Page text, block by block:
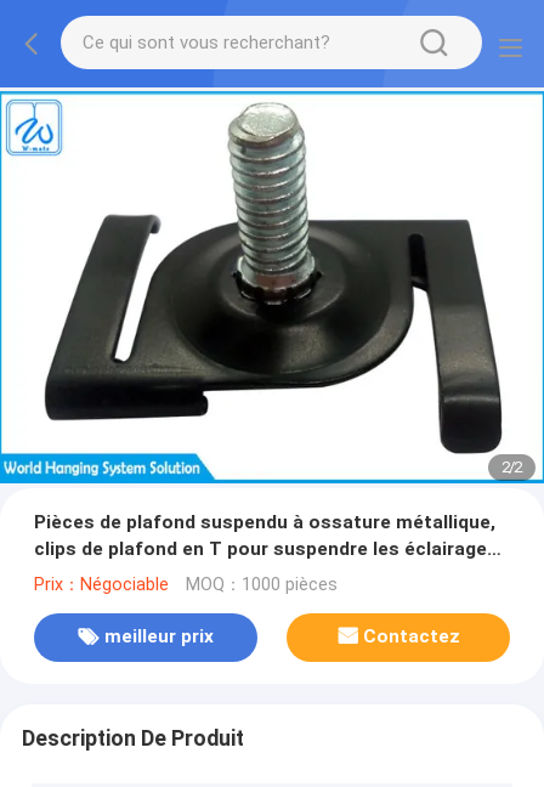
2/2
Pièces de plafond suspendu à ossature métallique,
clips de plafond en T pour suspendre les éclairages
LED
Prix：Négociable MOQ：1000 pièces
meilleur prix Contactez
Description De Produit